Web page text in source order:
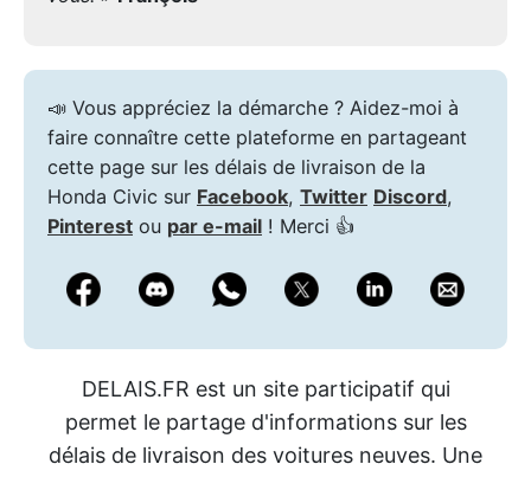
📣 Vous appréciez la démarche ? Aidez-moi à
faire connaître cette plateforme en partageant
cette page sur les délais de livraison de la
Honda Civic sur Facebook, Twitter Discord,
Pinterest ou par e-mail ! Merci 👍
DELAIS.FR est un site participatif qui
permet le partage d'informations sur les
délais de livraison des voitures neuves. Une